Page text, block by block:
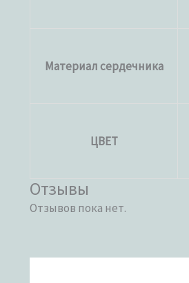
Материал сердечника
ЦВЕТ
Отзывы
Отзывов пока нет.